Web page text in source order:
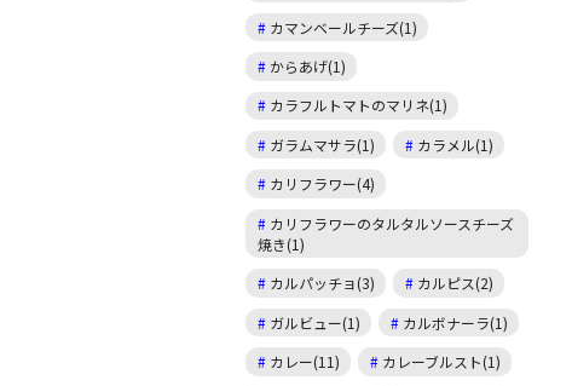
カマンベールチーズ(1)
からあげ(1)
カラフルトマトのマリネ(1)
ガラムマサラ(1)
カラメル(1)
カリフラワー(4)
カリフラワーのタルタルソースチーズ
焼き(1)
カルパッチョ(3)
カルピス(2)
ガルビュー(1)
カルボナーラ(1)
カレー(11)
カレーブルスト(1)